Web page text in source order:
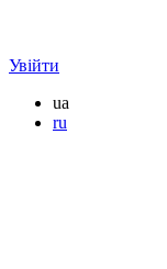
Увійти
ua
ru